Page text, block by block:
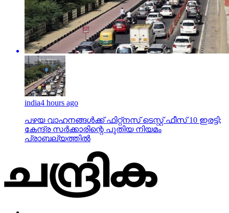
india4 hours ago
പഴയ വാഹനങ്ങള്‍ക്ക് ഫിറ്റ്‌നസ് ടെസ്റ്റ് ഫീസ് 10 ഇരട്ടി;
കേന്ദ്ര സര്‍ക്കാരിന്റെ പുതിയ നിയമം
പ്രാബല്യത്തില്‍